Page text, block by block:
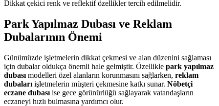
Dikkat çekici renk ve reflektif özellikler tercih edilmelidir.
Park Yapılmaz Dubası ve Reklam
Dubalarının Önemi
Günümüzde işletmelerin dikkat çekmesi ve alan düzenini sağlaması
için dubalar oldukça önemli hale gelmiştir. Özellikle park yapılmaz
dubası modelleri özel alanların korunmasını sağlarken, reklam
dubaları işletmelerin müşteri çekmesine katkı sunar. Nöbetçi
eczane dubası ise gece görünürlüğü sağlayarak vatandaşların
eczaneyi hızlı bulmasına yardımcı olur.